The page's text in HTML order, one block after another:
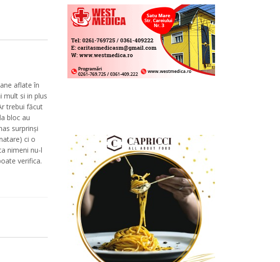
aflate în
mult si in plus
trebui făcut
bloc au
surprinși
ci o
nimeni nu-l
verifica.